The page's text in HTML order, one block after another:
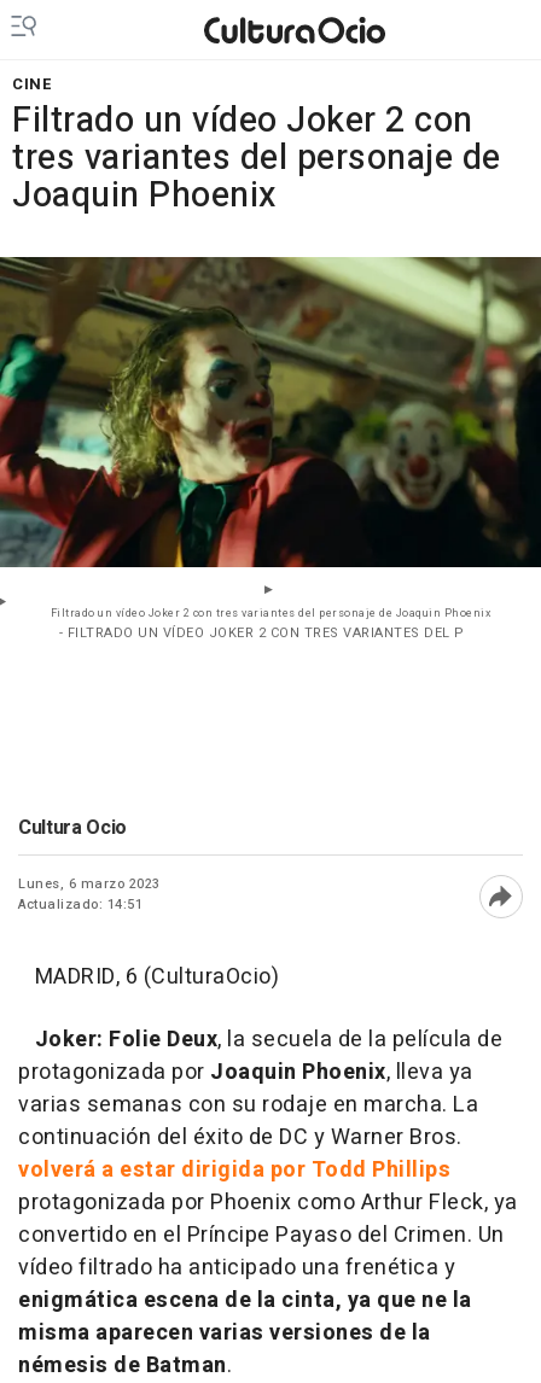
CINE
Filtrado un vídeo Joker 2 con
tres variantes del personaje de
Joaquin Phoenix
Filtrado un vídeo Joker 2 con tres variantes del personaje de Joaquin Phoenix
- FILTRADO UN VÍDEO JOKER 2 CON TRES VARIANTES DEL P
Cultura Ocio
Lunes, 6 marzo 2023
Actualizado: 14:51
MADRID, 6 (CulturaOcio)
Joker: Folie Deux, la secuela de la película de
protagonizada por Joaquin Phoenix, lleva ya
varias semanas con su rodaje en marcha. La
continuación del éxito de DC y Warner Bros.
volverá a estar dirigida por Todd Phillips
protagonizada por Phoenix como Arthur Fleck, ya
convertido en el Príncipe Payaso del Crimen. Un
vídeo filtrado ha anticipado una frenética y
enigmática escena de la cinta, ya que ne la
misma aparecen varias versiones de la
némesis de Batman.